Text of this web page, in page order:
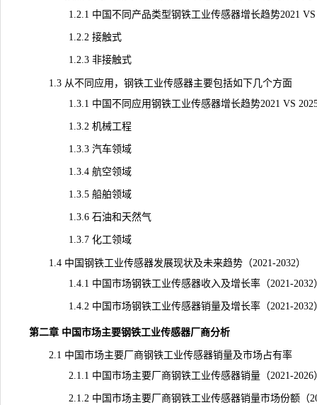
1.2.1 中国不同产品类型钢铁工业传感器增长趋势2021 VS
1.2.2 接触式
1.2.3 非接触式
1.3 从不同应用，钢铁工业传感器主要包括如下几个方面
1.3.1 中国不同应用钢铁工业传感器增长趋势2021 VS 2025
1.3.2 机械工程
1.3.3 汽车领域
1.3.4 航空领域
1.3.5 船舶领域
1.3.6 石油和天然气
1.3.7 化工领域
1.4 中国钢铁工业传感器发展现状及未来趋势（2021-2032）
1.4.1 中国市场钢铁工业传感器收入及增长率（2021-2032
1.4.2 中国市场钢铁工业传感器销量及增长率（2021-2032
第二章 中国市场主要钢铁工业传感器厂商分析
2.1 中国市场主要厂商钢铁工业传感器销量及市场占有率
2.1.1 中国市场主要厂商钢铁工业传感器销量（2021-2026
2.1.2 中国市场主要厂商钢铁工业传感器销量市场份额（